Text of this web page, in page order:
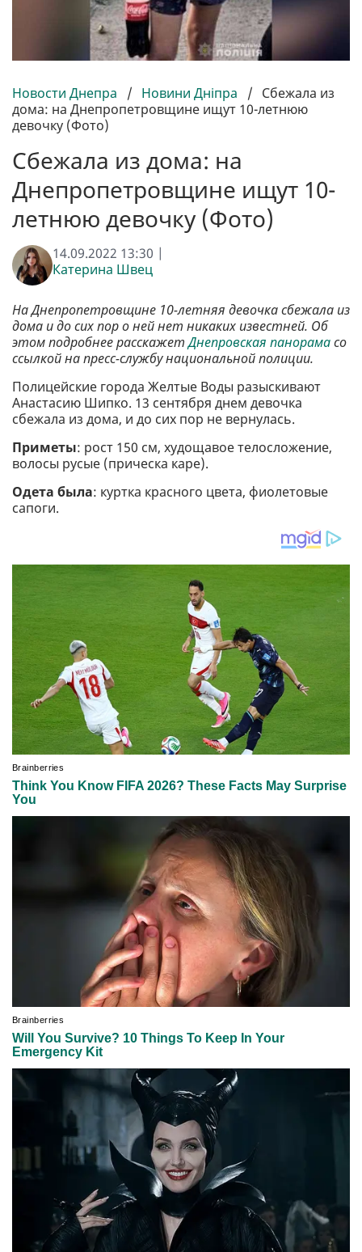
Новости Днепра / Новини Дніпра / Сбежала из
дома: на Днепропетровщине ищут 10-летнюю
девочку (Фото)
Сбежала из дома: на
Днепропетровщине ищут 10-
летнюю девочку (Фото)
14.09.2022 13:30 |
Катерина Швец
На Днепропетровщине 10-летняя девочка сбежала из
дома и до сих пор о ней нет никаких известней. Об
этом подробнее расскажетДнепровская панорамасо
ссылкой на пресс-службу национальной полиции.
Полицейские города Желтые Воды разыскивают
Анастасию Шипко. 13 сентября днем девочка
сбежала из дома, и до сих пор не вернулась.
Приметы: рост 150 см, худощавое телосложение,
волосы русые (прическа каре).
Одета была: куртка красного цвета, фиолетовые
сапоги.